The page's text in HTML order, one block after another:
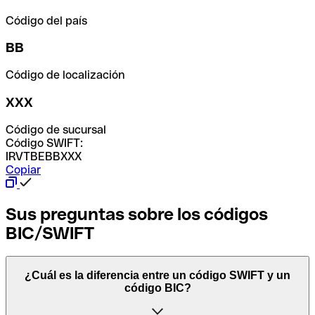
Código del país
BB
Código de localización
XXX
Código de sucursal
Código SWIFT:
IRVTBEBBXXX
Copiar
Sus preguntas sobre los códigos
BIC/SWIFT
¿Cuál es la diferencia entre un código SWIFT y un
código BIC?